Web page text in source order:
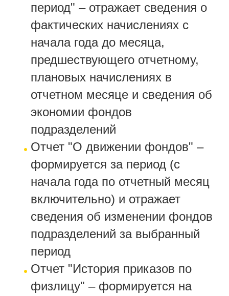
период" – отражает сведения о
фактических начислениях с
начала года до месяца,
предшествующего отчетному,
плановых начислениях в
отчетном месяце и сведения об
экономии фондов
подразделений
Отчет "О движении фондов" –
формируется за период (с
начала года по отчетный месяц
включительно) и отражает
сведения об изменении фондов
подразделений за выбранный
период
Отчет "История приказов по
физлицу" – формируется на